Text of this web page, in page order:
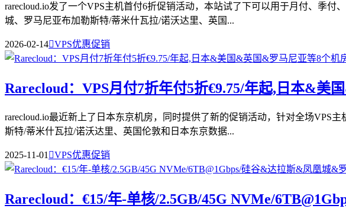
rarecloud.io发了一个VPS主机首付6折促销活动，本站试了下可以用于月付、季
城、罗马尼亚布加勒斯特/蒂米什瓦拉/诺沃达里、英国...
2026-02-14VPS优惠促销
Rarecloud：VPS月付7折年付5折€9.75/年起,日本&美
rarecloud.io最近新上了日本东京机房，同时提供了新的促销活动，针对全场VPS
斯特/蒂米什瓦拉/诺沃达里、英国伦敦和日本东京数据...
2025-11-01 VPS优惠促销
Rarecloud：€15/年-单核/2.5GB/45G NVMe/